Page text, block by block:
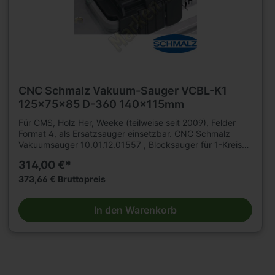
Saugplattengrößen. Hochwertiger, verschleißfester
Kuststoff. Austauschbare Saugplatten oben und unten.
Achtung! Die untere Saugplattengröße ist 140x115mm!
CNC Schmalz Vakuum-Sauger VCBL-K1
125x75x85 D-360 140x115mm
Für CMS, Holz Her, Weeke (teilweise seit 2009), Felder
Format 4, als Ersatzsauger einsetzbar. CNC Schmalz
Vakuumsauger 10.01.12.01557 , Blocksauger für 1-Kreis
125 x 75 mm Höhe: 85 mm Anordnung: drehbar 360° .
Das schlauchlose Vakuum-Aufspannsystem VC-K1 für
System. Highlights: Enorme Haltekraft. Genaue
Maßhaltigkeit. Große Auswahl an verschiedenen
Ausführungen. Ersatzsaugplatten. Ihr Nutzen: Höchste
314,00 €*
373,66 € Bruttopreis
In den Warenkorb